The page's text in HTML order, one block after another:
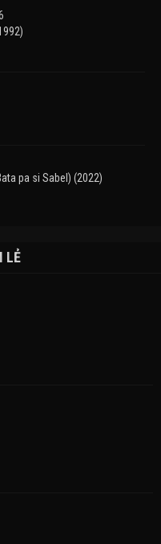
pa si Sabel) (2022)
26: Tàu Ngầm Sắt Màu
Iron Submarine (2023)
Art World Tales (2025)
LẺ